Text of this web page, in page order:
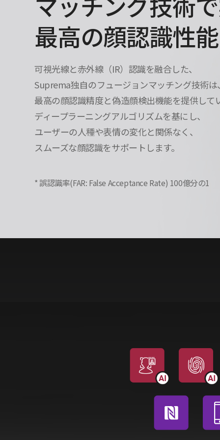
最高の顔認識性能
可視光線と赤外線（IR）認識を融合した、
Suprema独自のフュージョンマッチング技術は
最高の顔認識精度と偽造顔検出機能を提供して
ディープラーニングアルゴリズムを基にし、
ユーザーの人種や表情の変化と関係なく、
スムーズな顔認識をサポートします。
誤認識率(FAR: False Acceptance Rate) 100億分の1